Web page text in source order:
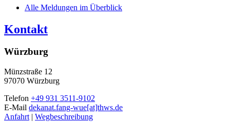
Alle Meldungen im Überblick
Kontakt
Würzburg
Münzstraße 12
97070 Würzburg
Telefon +49 931 3511-9102
E-Mail dekanat.fang-wue[at]thws.de
Anfahrt | Wegbeschreibung